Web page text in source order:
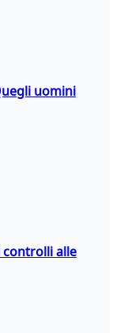
uomini
controlli alle